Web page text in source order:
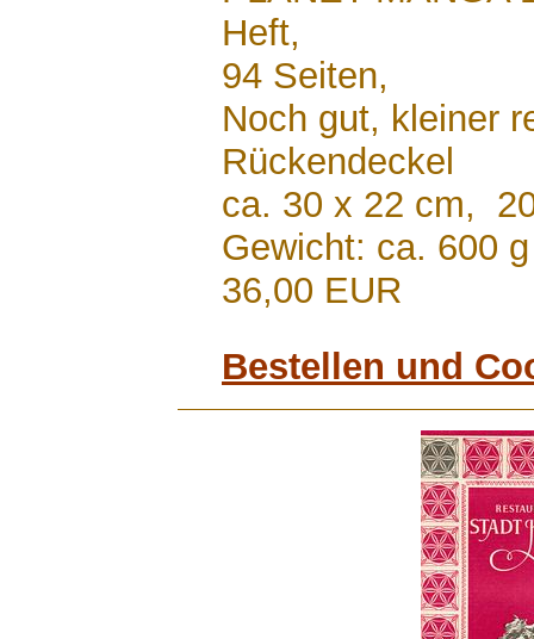
Heft,
94 Seiten,
Noch gut, kleiner
Rückendeckel
ca. 30 x 22 cm,
Gewicht: ca. 600 g
36,00 EUR
Bestellen und